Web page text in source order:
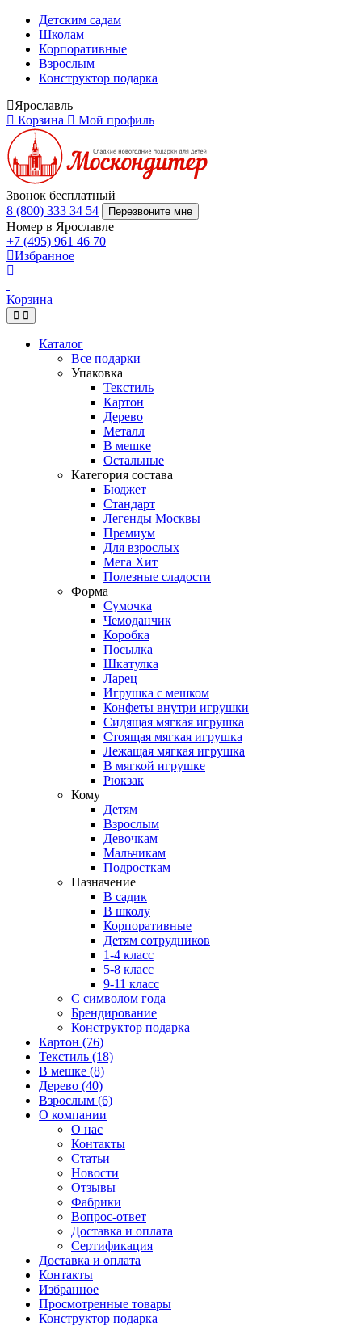
Детским садам
Школам
Корпоративные
Взрослым
Конструктор подарка
Ярославль
Корзина
Мой профиль
Звонок бесплатный
8 (800) 333 34 54
Перезвоните мне
Номер в Ярославле
+7 (495) 961 46 70
Избранное
Корзина
Каталог
Все подарки
Упаковка
Текстиль
Картон
Дерево
Металл
В мешке
Остальные
Категория состава
Бюджет
Стандарт
Легенды Москвы
Премиум
Для взрослых
Мега Хит
Полезные сладости
Форма
Сумочка
Чемоданчик
Коробка
Посылка
Шкатулка
Ларец
Игрушка с мешком
Конфеты внутри игрушки
Сидящая мягкая игрушка
Стоящая мягкая игрушка
Лежащая мягкая игрушка
В мягкой игрушке
Рюкзак
Кому
Детям
Взрослым
Девочкам
Мальчикам
Подросткам
Назначение
В садик
В школу
Корпоративные
Детям сотрудников
1-4 класс
5-8 класс
9-11 класс
С символом года
Брендирование
Конструктор подарка
Картон (76)
Текстиль (18)
В мешке (8)
Дерево (40)
Взрослым (6)
О компании
О нас
Контакты
Статьи
Новости
Отзывы
Фабрики
Вопрос-ответ
Доставка и оплата
Сертификация
Доставка и оплата
Контакты
Избранное
Просмотренные товары
Конструктор подарка